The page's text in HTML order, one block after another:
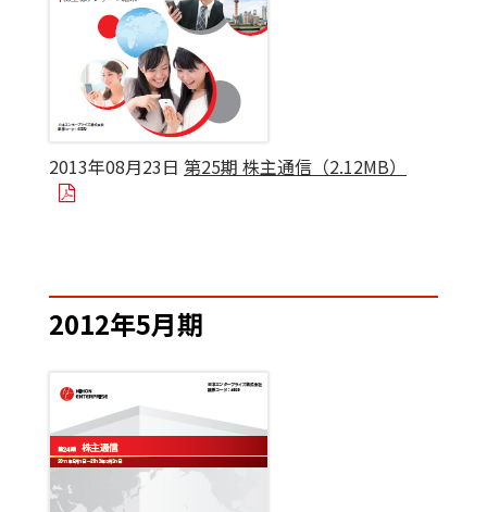
2013年08月23日 第25期 株主通信（2.12MB）
2012年5月期